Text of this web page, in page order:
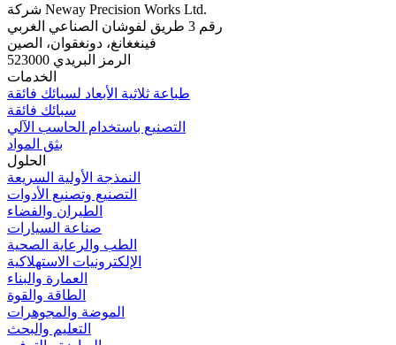
شركة Neway Precision Works Ltd.
رقم 3 طريق لفوشان الصناعي الغربي
فينغغانغ، دونغقوان، الصين
الرمز البريدي 523000
الخدمات
طباعة ثلاثية الأبعاد لسبائك فائقة
سبائك فائقة
التصنيع باستخدام الحاسب الآلي
بثق المواد
الحلول
النمذجة الأولية السريعة
التصنيع وتصنيع الأدوات
الطيران والفضاء
صناعة السيارات
الطب والرعاية الصحية
الإلكترونيات الاستهلاكية
العمارة والبناء
الطاقة والقوة
الموضة والمجوهرات
التعليم والبحث